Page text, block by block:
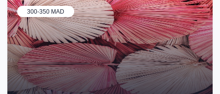
300-350 MAD